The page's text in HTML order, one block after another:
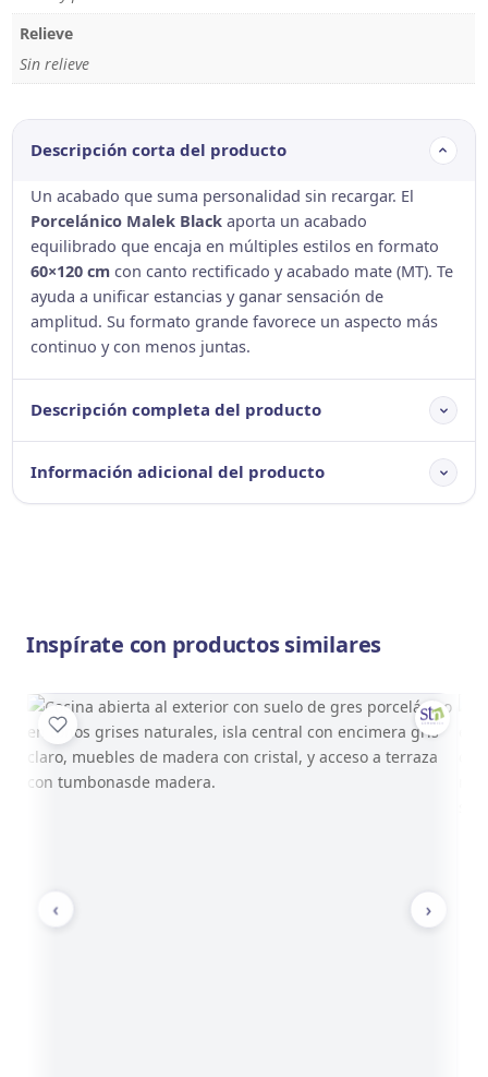
Relieve
Sin relieve
Descripción corta del producto
Un acabado que suma personalidad sin recargar. El
Porcelánico Malek Black aporta un acabado
equilibrado que encaja en múltiples estilos en formato
60×120 cm con canto rectificado y acabado mate (MT). Te
ayuda a unificar estancias y ganar sensación de
amplitud. Su formato grande favorece un aspecto más
continuo y con menos juntas.
Descripción completa del producto
Información adicional del producto
Inspírate con productos similares
‹ ›